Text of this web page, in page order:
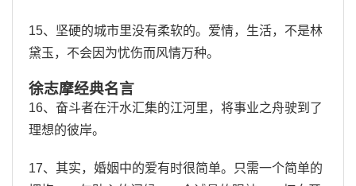
15、坚硬的城市里没有柔软的。爱情，生活，不是林
黛玉，不会因为忧伤而风情万种。
徐志摩经典名言
16、奋斗者在汗水汇集的江河里，将事业之舟驶到了
理想的彼岸。
17、其实，婚姻中的爱有时很简单。只需一个简单的